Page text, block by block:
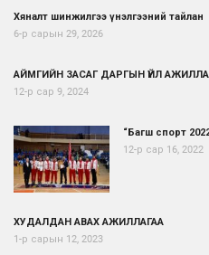
Хяналт шинжилгээ үнэлгээний тайлан
6-р сарын 29, 2026
АЙМГИЙН ЗАСАГ ДАРГЫН ҮЙЛ
12-р сар 9, 2024
“Багш спорт
12-р сар 16, 2022
ХУДАЛДАН АВАХ АЖИЛЛАГАА
1-р сарын 12, 2023